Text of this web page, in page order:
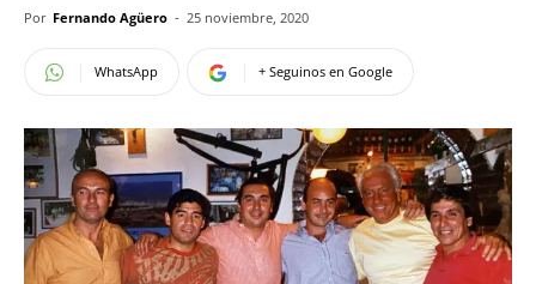
Por Fernando Agüero - 25 noviembre, 2020
WhatsApp + Seguinos en Google